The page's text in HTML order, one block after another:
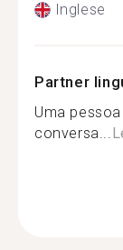
Inglese
Partner
Uma
conversa...